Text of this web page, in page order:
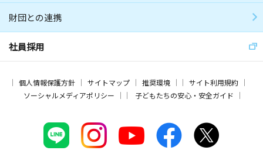
財団との連携
社員採用
個人情報保護方針 サイトマップ 推奨環境
サイト利用規約
ソーシャルメディアポリシー
子どもたちの安心・安全ガイド